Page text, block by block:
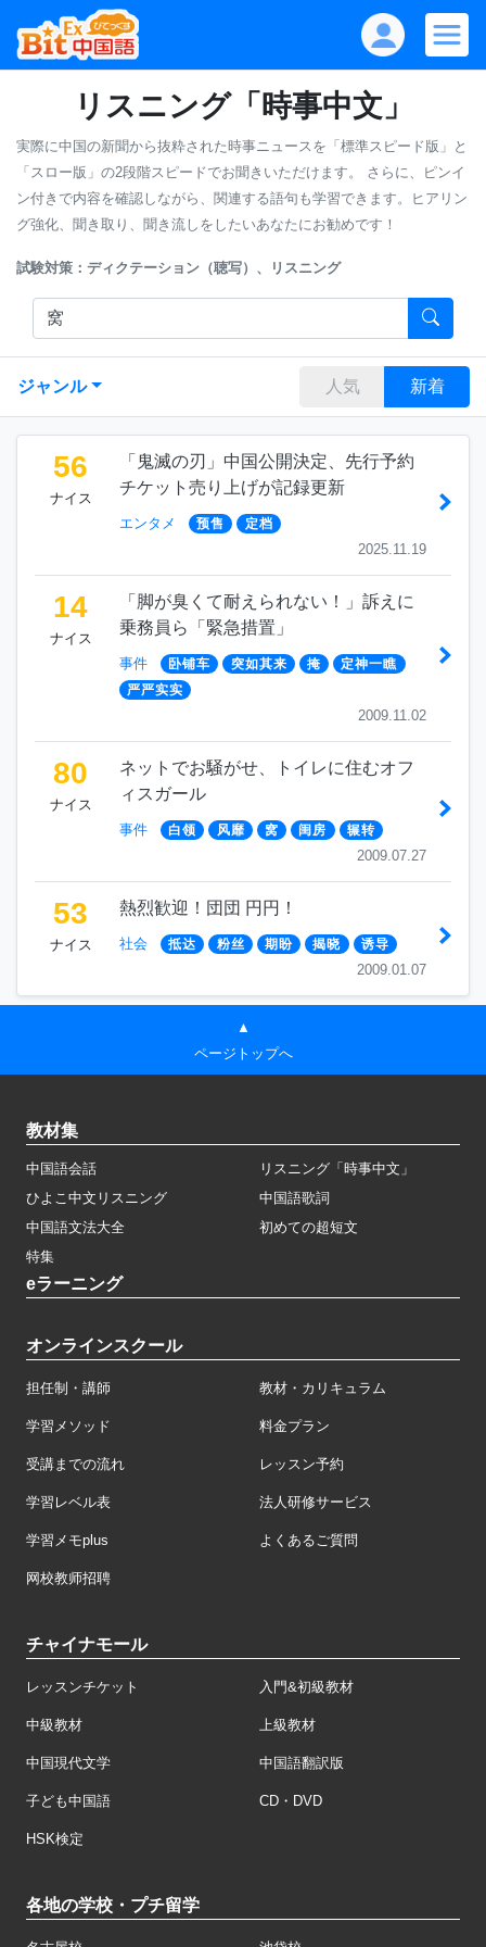
リスニング「時事中文」
実際に中国の新聞から抜粋された時事ニュースを「標準スピード版」と
「スロー版」の2段階スピードでお聞きいただけます。
さらに、ピンイ
ン付きで内容を確認しながら、関連する語句も学習できます。ヒアリン
グ強化、聞き取り、聞き流しをしたいあなたにお勧めです！
試験対策：ディクテーション（聴写）、リスニング
ジャンル 人気 新着
56
ナイス
「鬼滅の刃」中国公開決定、先行予約
チケット売り上げが記録更新
エンタメ 预售 定档
2025.11.19
14
ナイス
「脚が臭くて耐えられない！」訴えに
乗務員ら「緊急措置」
事件 卧铺车 突如其来 掩
定神一瞧
严严实实
2009.11.02
80
ナイス
ネットでお騒がせ、トイレに住むオフ
ィスガール
事件 白领 风靡 窝 闺房 辗转
2009.07.27
53
ナイス
熱烈歓迎！団団 円円！
社会 抵达 粉丝 期盼 揭晓 诱导
2009.01.07
▲
ページトップへ
教材集
中国語会話
リスニング「時事中文」
ひよこ中文リスニング
中国語歌詞
中国語文法大全
初めての超短文
特集
eラーニング
オンラインスクール
担任制・講師 教材・カリキュラム
学習メソッド 料金プラン
受講までの流れ レッスン予約
学習レベル表 法人研修サービス
学習メモplus よくあるご質問
网校教师招聘
チャイナモール
レッスンチケット 入門&初級教材
中級教材 上級教材
中国現代文学 中国語翻訳版
子ども中国語 CD・DVD
HSK検定
各地の学校・プチ留学